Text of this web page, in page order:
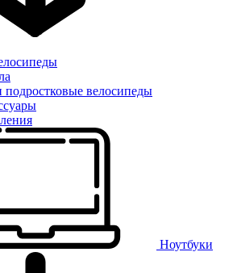
подростковые велосипеды
Ноутбуки